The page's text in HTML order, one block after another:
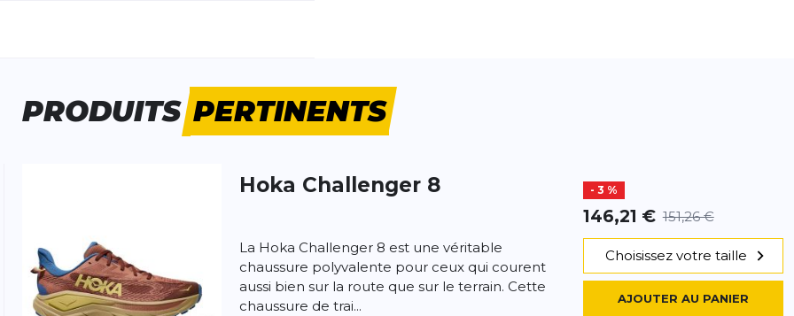
moyenne
:
Large
PRODUITSPERTINENTS
Hoka Challenger 8 - 3 %
146,21 € 151,26 €
La Hoka Challenger 8 est une véritable
chaussure polyvalente pour ceux qui courent
aussi bien sur la route que sur le terrain. Cette
chaussure de trai...
Choisissez votre taille
AJOUTER AU PANIER